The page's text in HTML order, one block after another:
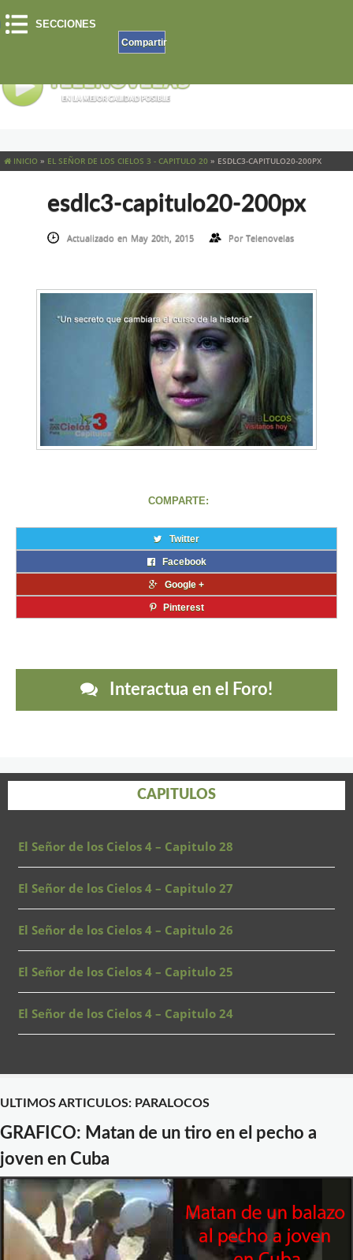
SECCIONES
Compartir
INICIO » EL SEÑOR DE LOS CIELOS 3 - CAPITULO 20 » ESDLC3-CAPITULO20-200PX
esdlc3-capitulo20-200px
Actualizado en May 20th, 2015 PorTelenovelas
COMPARTE:
Twitter
Facebook
Google +
Pinterest
Interactua en el Foro!
CAPITULOS
El Señor de los Cielos 4 – Capitulo 28
El Señor de los Cielos 4 – Capitulo 27
El Señor de los Cielos 4 – Capitulo 26
El Señor de los Cielos 4 – Capitulo 25
El Señor de los Cielos 4 – Capitulo 24
ULTIMOS ARTICULOS: PARALOCOS
GRAFICO: Matan de un tiro en el pecho a
joven en Cuba